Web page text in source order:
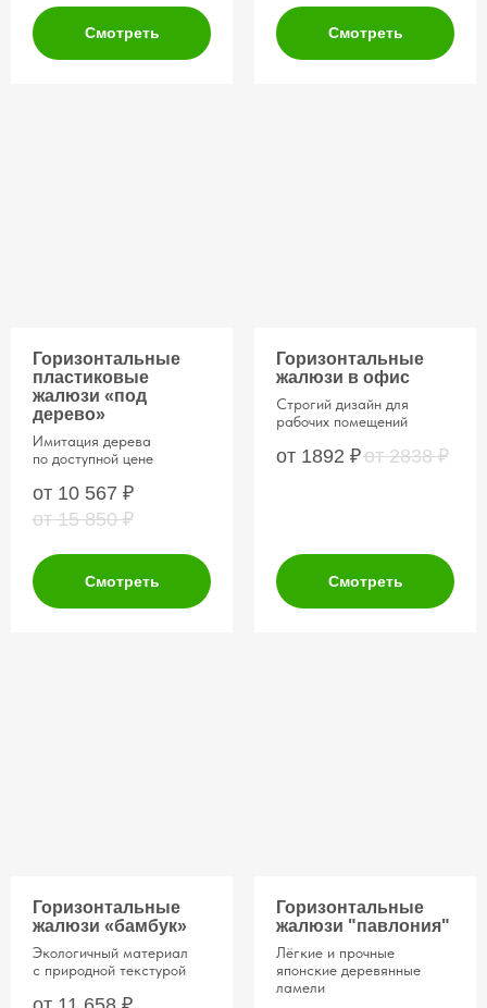
Смотреть Смотреть
Горизонтальные
пластиковые
жалюзи «под
дерево»
Имитация дерева
по доступной цене
от 10 567 ₽
от 15 850 ₽
Смотреть
Горизонтальные
жалюзи в офис
Строгий дизайн для
рабочих помещений
от 1892 ₽от 2838 ₽
Смотреть
Горизонтальные
жалюзи «бамбук»
Экологичный материал
с природной текстурой
Горизонтальные
жалюзи "павлония"
Лёгкие и прочные
японские деревянные
ламели